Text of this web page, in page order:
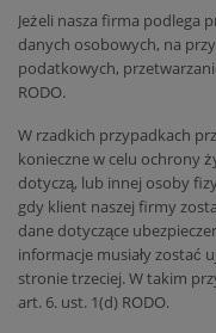
Jeżeli nasza firma podlega
danych osobowych, na
podatkowych,
RODO.
W rzadkich przypadkach
konieczne w celu ochrony
dotyczą, lub innej osoby
gdy klient naszej firmy
dane dotyczące
informacje musiały zostać
stronie trzeciej. W takim
art. 6. ust. 1(d) RODO.